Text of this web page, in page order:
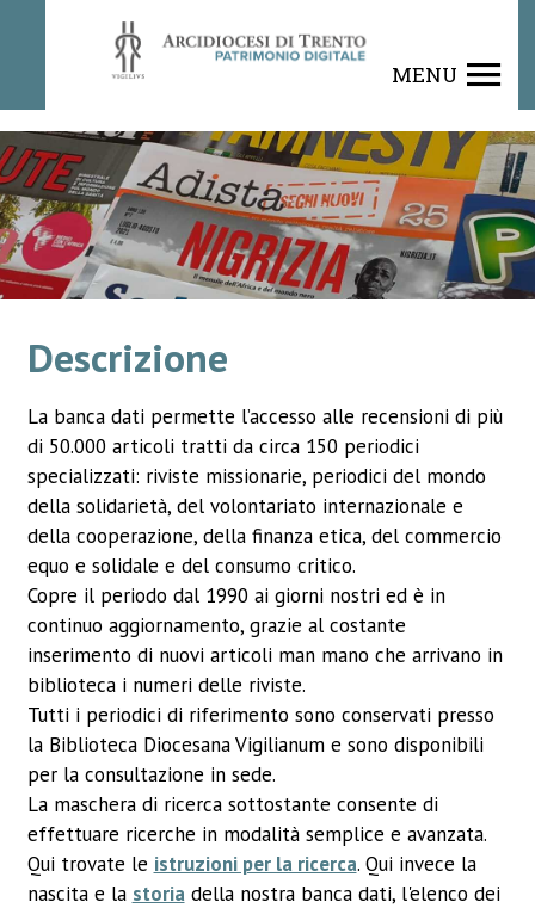
MENU
Descrizione
La banca dati permette l’accesso alle recensioni di più
di 50.000 articoli tratti da circa 150 periodici
specializzati: riviste missionarie, periodici del mondo
della solidarietà, del volontariato internazionale e
della cooperazione, della finanza etica, del commercio
equo e solidale e del consumo critico.
Copre il periodo dal 1990 ai giorni nostri ed è in
continuo aggiornamento, grazie al costante
inserimento di nuovi articoli man mano che arrivano in
biblioteca i numeri delle riviste.
Tutti i periodici di riferimento sono conservati presso
la Biblioteca Diocesana Vigilianum e sono disponibili
per la consultazione in sede.
La maschera di ricerca sottostante consente di
effettuare ricerche in modalità semplice e avanzata.
Qui trovate le istruzioni per la ricerca. Qui invece la
nascita e la storiadella nostra banca dati, l'elenco dei